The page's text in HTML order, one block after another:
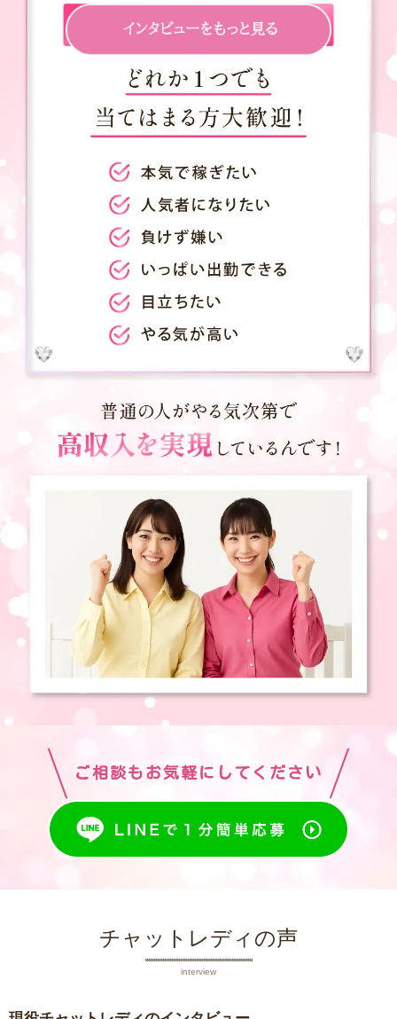
ご相談もお気軽にしてください
チャットレディの声
interview